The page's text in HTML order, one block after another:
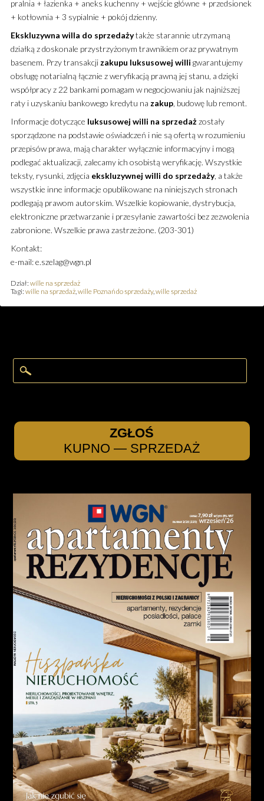
pralnia + łazienka + aneks kuchenny + wejście główne + przedsionek
+ kotłownia + 3 sypialnie + pokój dzienny.
Ekskluzywna willa do sprzedażytakże starannie utrzymaną
działką z doskonale przystrzyżonym trawnikiem oraz prywatnym
basenem. Przy transakcji zakupu luksusowej willi gwarantujemy
obsługę notarialną łącznie z weryfikacją prawną jej stanu, a dzięki
współpracy z 22 bankami pomagam w negocjowaniu jak najniższej
raty i uzyskaniu bankowego kredytu na zakup, budowę lub remont.
Informacje dotyczące luksusowej willi na sprzedażzostały
sporządzone na podstawie oświadczeń i nie są ofertą w rozumieniu
przepisów prawa, mają charakter wyłącznie informacyjny i mogą
podlegać aktualizacji, zalecamy ich osobistą weryfikację. Wszystkie
teksty, rysunki, zdjęcia ekskluzywnej willi do sprzedaży, a także
wszystkie inne informacje opublikowane na niniejszych stronach
podlegają prawom autorskim. Wszelkie kopiowanie, dystrybucja,
elektroniczne przetwarzanie i przesyłanie zawartości bez zezwolenia
zabronione. Wszelkie prawa zastrzeżone. (203-301)
Kontakt:
e-mail: e.szelag@wgn.pl
Dział: wille na sprzedaż
Tagi: wille na sprzedaż, wille Poznań do sprzedaży, wille sprzedaż
ZGŁOŚ
KUPNO — SPRZEDAŻ